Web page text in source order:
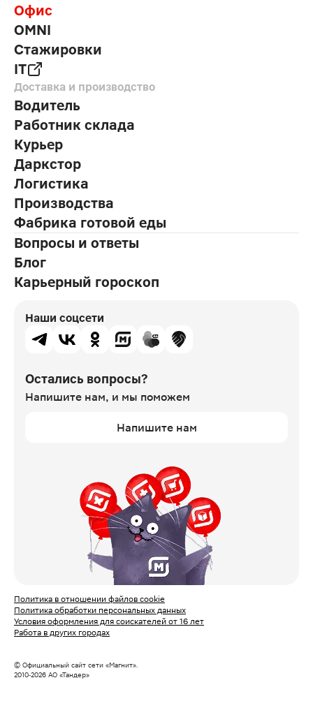
Офис
OMNI
Стажировки
IT
Доставка и производство
Водитель
Работник склада
Курьер
Даркстор
Логистика
Производства
Фабрика готовой еды
Вопросы и ответы
Блог
Карьерный гороскоп
Наши соцсети
Остались вопросы?
Напишите нам, и мы поможем
Напишите нам
Политика в отношении файлов cookie
Политика обработки персональных данных
Условия оформления для соискателей от 16 лет
Работа в других городах
© Официальный сайт сети «Магнит».
2010‑2026 АО «Тандер»